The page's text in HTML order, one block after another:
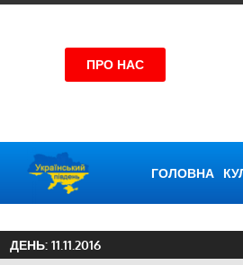
ПРО НАС
ГОЛОВНА
ДЕНЬ:11.11.2016